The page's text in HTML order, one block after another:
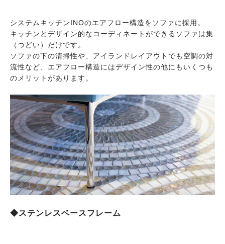
システムキッチンINOのエアフロー構造をソファに採用。
キッチンとデザイン的なコーディネートができるソファは集
（つどい）だけです。
ソファの下の清掃性や、アイランドレイアウトでも空調の対
流性など、エアフロー構造にはデザイン性の他にもいくつも
のメリットがあります。
◆ステンレスベースフレーム